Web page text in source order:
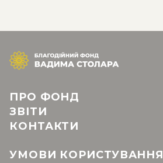
ПРО ФОНД
ЗВІТИ
КОНТАКТИ
УМОВИ КОРИСТУВАННЯ